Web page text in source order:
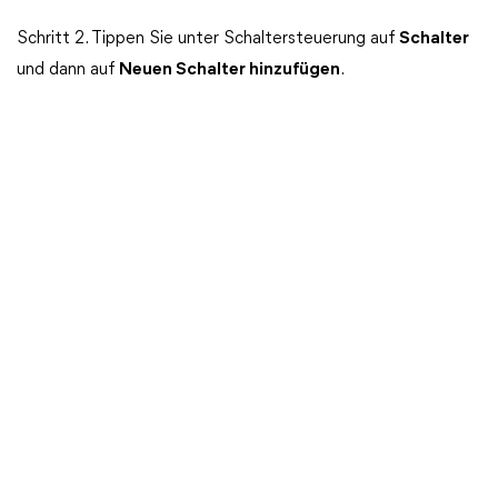
Schritt 2. Tippen Sie unter Schaltersteuerung auf Schalter
und dann auf Neuen Schalter hinzufügen.